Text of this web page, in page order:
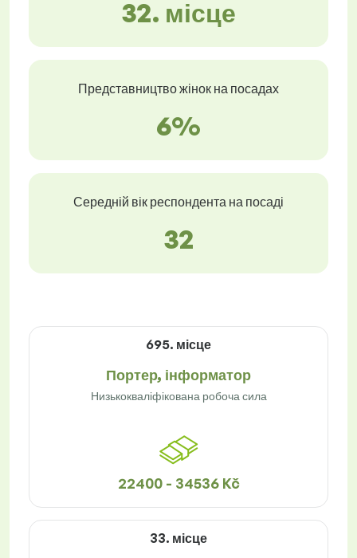
32. місце
Представництво жінок на посадах
6%
Середній вік респондента на посаді
32
695. місце
Портер, інформатор
Низькокваліфікована робоча сила
22400 - 34536 Kč
33. місце